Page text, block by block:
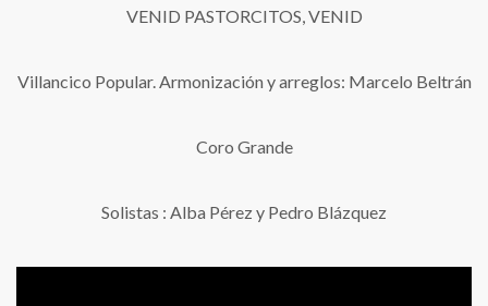
VENID PASTORCITOS, VENID
Villancico Popular. Armonización y arreglos: Marcelo Beltrán
Coro Grande
Solistas : Alba Pérez y Pedro Blázquez